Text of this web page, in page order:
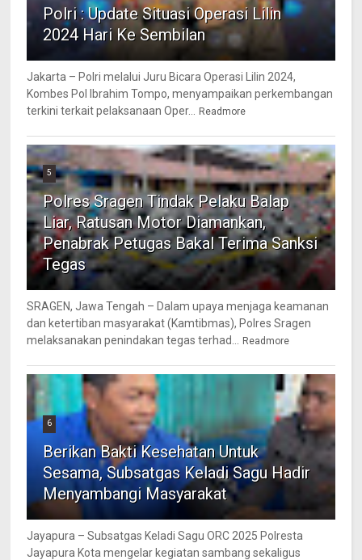
Polri : Update Situasi Operasi Lilin
2024 Hari Ke Sembilan
Jakarta – Polri melalui Juru Bicara Operasi Lilin 2024,
Kombes Pol Ibrahim Tompo, menyampaikan perkembangan
terkini terkait pelaksanaan Oper...
Readmore
5
Polres Sragen Tindak Pelaku Balap
Liar, Ratusan Motor Diamankan,
Penabrak Petugas Bakal Terima Sanksi
Tegas
SRAGEN, Jawa Tengah – Dalam upaya menjaga keamanan
dan ketertiban masyarakat (Kamtibmas), Polres Sragen
melaksanakan penindakan tegas terhad...
Readmore
6
Berikan Bakti Kesehatan Untuk
Sesama, Subsatgas Keladi Sagu Hadir
Menyambangi Masyarakat
Jayapura – Subsatgas Keladi Sagu ORC 2025 Polresta
Jayapura Kota mengelar kegiatan sambang sekaligus